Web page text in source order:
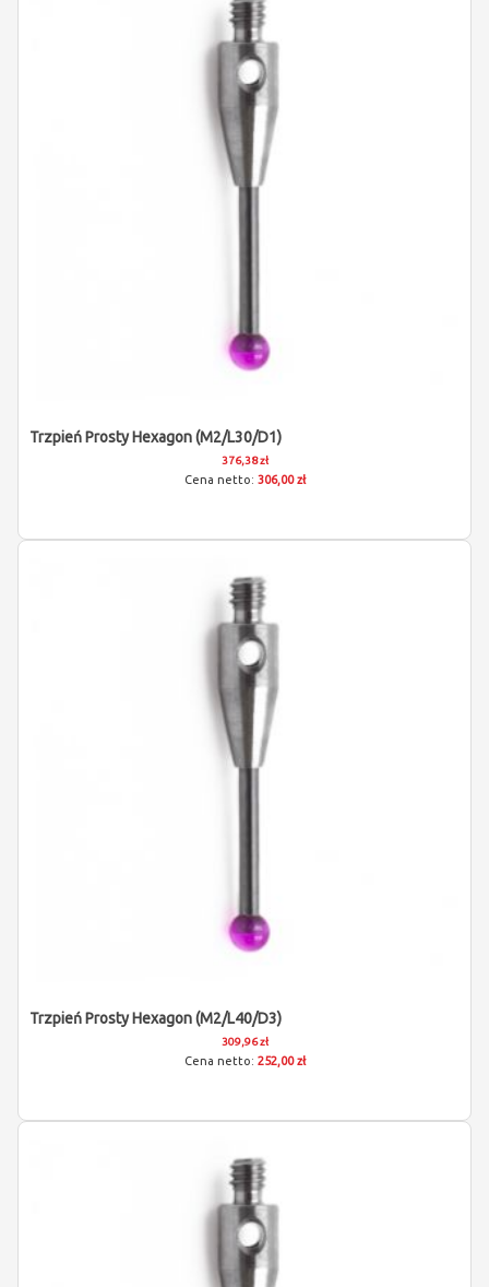
Trzpień Prosty Hexagon (M2/L30/D1)
376,38 zł
306,00 zł
Trzpień Prosty Hexagon (M2/L40/D3)
309,96 zł
252,00 zł